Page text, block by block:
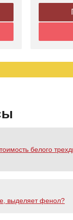
белого
выделяет фенол?